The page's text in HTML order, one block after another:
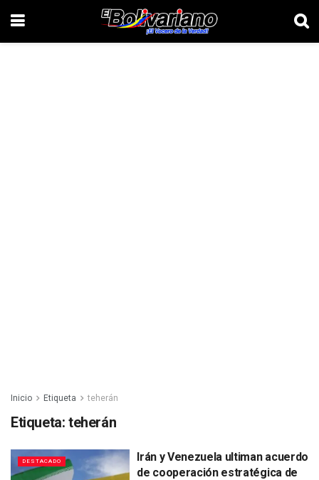
Inicio Etiqueta teherán
Etiqueta: teherán
DESTACADO
Irán y Venezuela ultiman acuerdo
de cooperación estratégica de